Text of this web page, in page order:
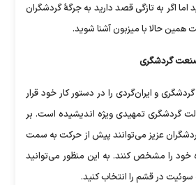
اما اگر به تازگی قصد دارید به جرگۀ گردشگران
همین حالا با میزبون آشنا شوید.
گردشگری
و ایران‌گردی را در دستور کار خود قرار
گردشگری تمهیدی ویژه اندیشیده است. بر
عزیز می‌توانند پیش از حرکت به سمت
خود را مشخص کنند. به این منظور می‌توانید
سوئیت در قشم را انتخاب کنید.